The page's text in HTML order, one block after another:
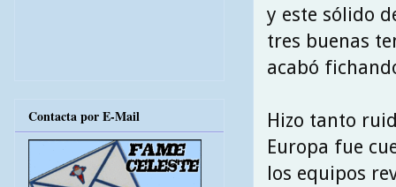
y este sólido
tres buenas
acabó
Hizo tanto
Europa fue
los equipos
Contacta por E-Mail